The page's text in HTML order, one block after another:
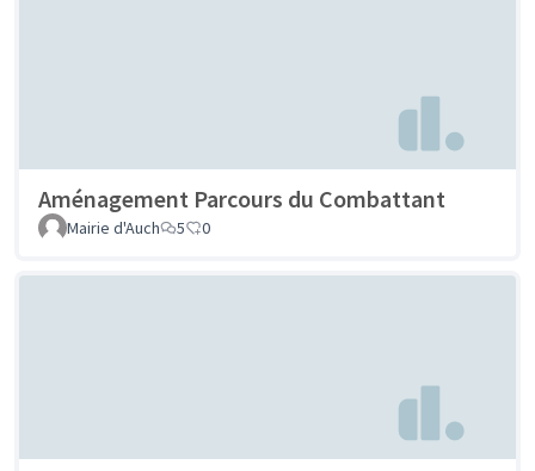
Aménagement Parcours du Combattant
Mairie d'Auch 5 0